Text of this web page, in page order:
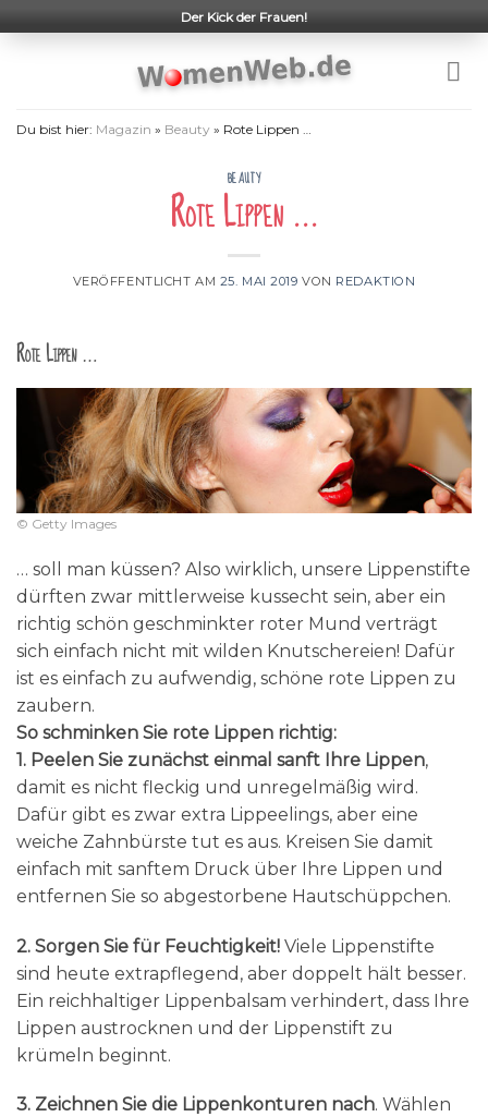
to
Der Kick der Frauen!
Du bist hier: Magazin » Beauty » Rote Lippen …
BEAUTY
Rote Lippen …
VERÖFFENTLICHT AM 25. MAI 2019 VON REDAKTION
Rote Lippen …
© Getty Images
… soll man küssen? Also wirklich, unsere Lippenstifte
dürften zwar mittlerweise kussecht sein, aber ein
richtig schön geschminkter roter Mund verträgt
sich einfach nicht mit wilden Knutschereien! Dafür
ist es einfach zu aufwendig, schöne rote Lippen zu
zaubern.
So schminken Sie rote Lippen richtig:
1. Peelen Sie zunächst einmal sanft Ihre Lippen,
damit es nicht fleckig und unregelmäßig wird.
Dafür gibt es zwar extra Lippeelings, aber eine
weiche Zahnbürste tut es aus. Kreisen Sie damit
einfach mit sanftem Druck über Ihre Lippen und
entfernen Sie so abgestorbene Hautschüppchen.
2. Sorgen Sie für Feuchtigkeit! Viele Lippenstifte
sind heute extrapflegend, aber doppelt hält besser.
Ein reichhaltiger Lippenbalsam verhindert, dass Ihre
Lippen austrocknen und der Lippenstift zu
krümeln beginnt.
3. Zeichnen Sie die Lippenkonturen nach. Wählen